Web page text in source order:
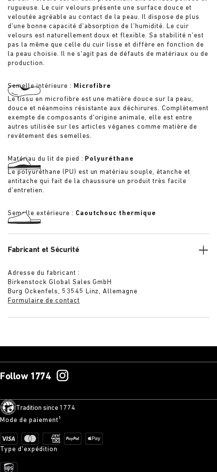
rugueuse. Le cuir velours présente une surface douce et
veloutée agréable au contact de la peau. Il dispose de plus
d’une bonne capacité d’absorption de l’humidité. Le cuir
velours est naturellement doux et flexible. Sa stabilité n’est
pas la même que celle du cuir lisse et diffère en fonction de
la peau choisie. Il ne s'agit pas de défauts de matériaux ou de
production.
Semelle intérieure : Microfibre
Le tissu en microfibre est une matière douce sur la peau,
douce et néanmoins résistante aux déchirures. Complètement
exempte de composants d'origine animale, elle est entre
autres utilisée sur les articles véganes comme matière de
revêtement des semelles.
Matériau du lit de pied : Polyuréthane
Le polyuréthane (PU) est un matériau souple, étanche et
antitache qui fait de la chaussure un produit très facile
d’entretien.
Semelle extérieure : Caoutchouc thermique
Fabricant et Sécurité
Adresse du fabricant :
Birkenstock Global Sales GmbH
Burg Ockenfels, 53545 Linz, Allemagne
Formulaire de contact
Follow 1774
Tradition since 1774
Mode de paiement¹
Type d'expédition